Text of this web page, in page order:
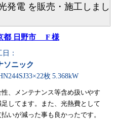
電 を販売・施工しまし
都 日野市 F 様
：
ソニック
枚 5.368kW
性、メンテナンス等含め扱いやす
足してます。また、光熱費として
いが減った事も良かったです。